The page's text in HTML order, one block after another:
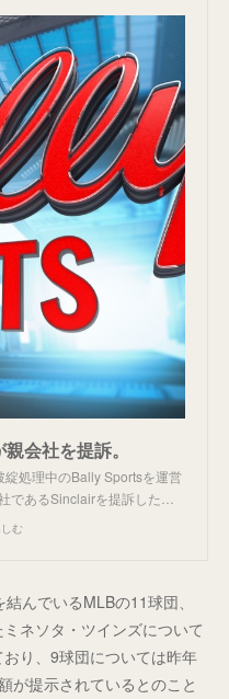
会社を提訴。
処理中のBally Sportsを運営
であるSinclairを提訴した…
む
んでいるMLBの11球団、
ネソタ・ツインズについて
り、9球団については昨年
が提示されているとのこと